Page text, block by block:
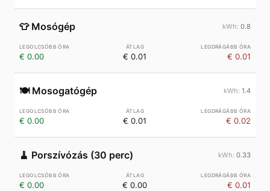
👕 Mosógép 0.8
€ 0.00 € 0.01 € 0.01
🍽️ Mosogatógép 1.4
€ 0.00 € 0.01 € 0.02
🧹 Porszívózás (30 perc) 0.33
€ 0.00 € 0.00 € 0.01